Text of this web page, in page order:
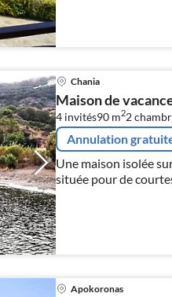
Chania
Maison de
4 invités90 m22
Annulation
Une maison isolée
située pour de
Apokoronas